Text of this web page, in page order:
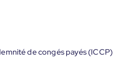
de congés payés (ICCP)